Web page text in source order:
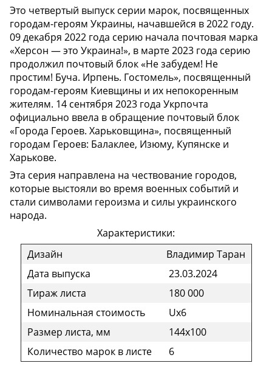
Это четвертый выпуск серии марок, посвященных
городам-героям Украины, начавшейся в 2022 году.
09 декабря 2022 года серию начала почтовая марка
«Херсон — это Украина!», в марте 2023 года серию
продолжил почтовый блок «Не забудем! Не
простим! Буча. Ирпень. Гостомель», посвященный
городам-героям Киевщины и их непокоренным
жителям. 14 сентября 2023 года Укрпочта
официально ввела в обращение почтовый блок
«Города Героев. Харьковщина», посвященный
городам Героев: Балаклее, Изюму, Купянске и
Харькове.
Эта серия направлена на чествование городов,
которые выстояли во время военных событий и
стали символами героизма и силы украинского
народа.
Характеристики:
Дизайн
Владимир Таран
Дата выпуска
23.03.2024
Тираж листа
180 000
Номинальная стоимость
Ux6
Размер листа, мм
144x100
Количество марок в листе
6